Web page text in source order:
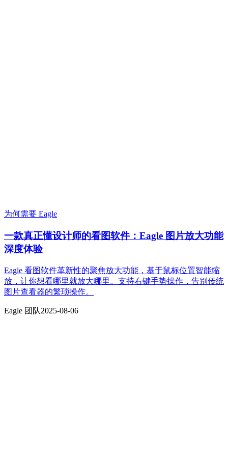
为何需要 Eagle
一款真正懂设计师的看图软件：Eagle 图片放大功能
深度体验
Eagle 看图软件革新性的聚焦放大功能，基于鼠标位置智能缩
放，让你想看哪里就放大哪里。支持右键手势操作，告别传统
图片查看器的繁琐操作。
Eagle 团队2025-08-06